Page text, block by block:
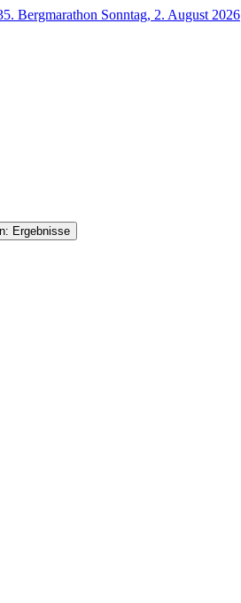
Bergmarathon Sonntag, 2. August 2026
Ergebnisse